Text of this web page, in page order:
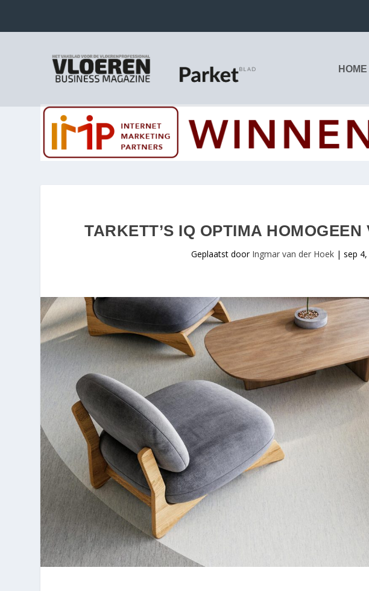
HOME
TARKETT’S IQ OPTIMA
Geplaatst door Ingmar van der Hoek |sep